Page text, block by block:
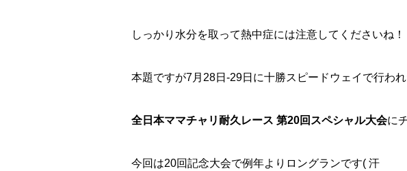
しっかり水分を取って熱中症には注意してくださいね！
本題ですが7月28日-29日に十勝スピードウェイで行われ
全日本ママチャリ耐久レース 第20回スペシャル大会に
今回は20回記念大会で例年よりロングランです( 汗